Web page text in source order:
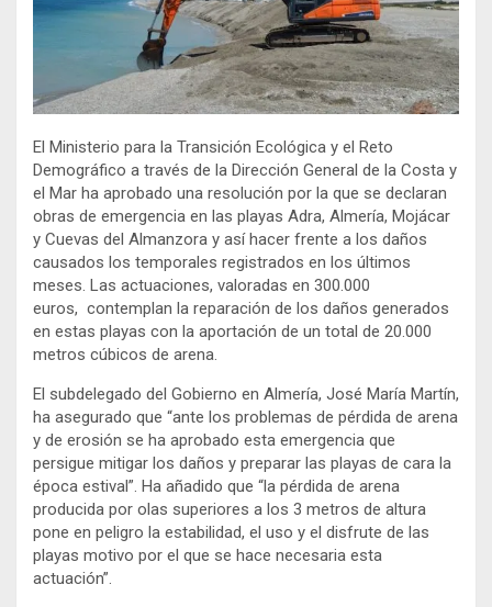
El Ministerio para la Transición Ecológica y el Reto
Demográfico a través de la Dirección General de la Costa y
el Mar ha aprobado una resolución por la que se declaran
obras de emergencia en las playas Adra, Almería, Mojácar
y Cuevas del Almanzora y así hacer frente a los daños
causados los temporales registrados en los últimos
meses. Las actuaciones, valoradas en 300.000
euros, contemplan la reparación de los daños generados
en estas playas con la aportación de un total de 20.000
metros cúbicos de arena.
El subdelegado del Gobierno en Almería, José María Martín,
ha asegurado que “ante los problemas de pérdida de arena
y de erosión se ha aprobado esta emergencia que
persigue mitigar los daños y preparar las playas de cara la
época estival”. Ha añadido que “la pérdida de arena
producida por olas superiores a los 3 metros de altura
pone en peligro la estabilidad, el uso y el disfrute de las
playas motivo por el que se hace necesaria esta
actuación”.